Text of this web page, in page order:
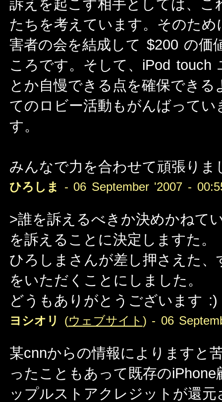
訴えを起こす相手としては、
たちを考えています。そのた
害者の会を結成して $200 の価
ころです。そして、iPod touch
とか自慢できる点を確保でき
てのロビー活動もがんばって
す。
みんなで力を合わせて頑張りま
ひろしま - 06 September '2007 -
>誰を訴えるべきか決めかねて
を訴えることに決定しますた。
ひろしまさんが差し押さえた
をいただくことにしました。
どうもありがとうございます :)
ヨシオリ (ウェブサイト ) - 06
某cnnからの情報によりますと
ったこともあって既存の
ップルストアクレジットが還